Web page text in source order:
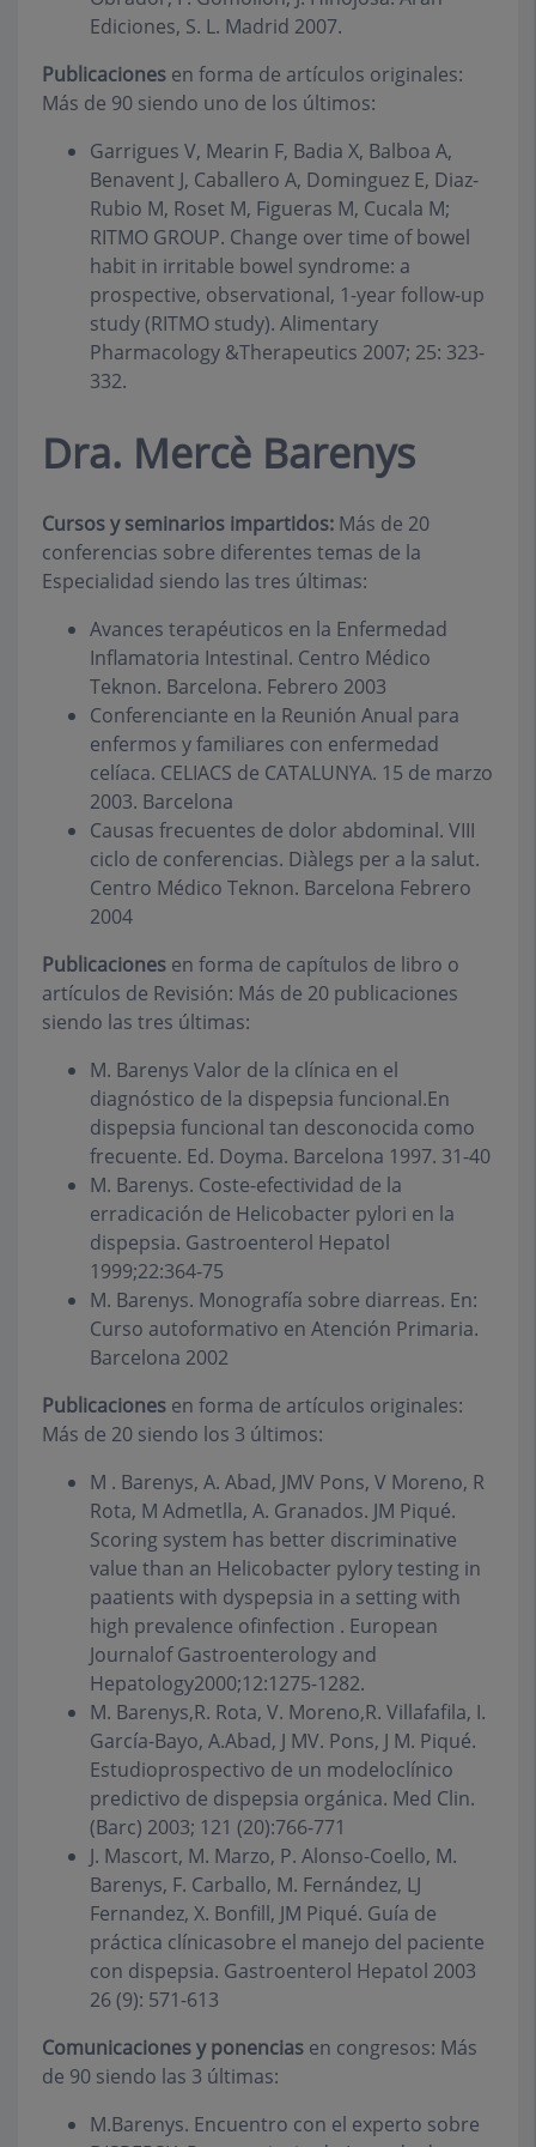
Ediciones, S. L. Madrid 2007.
Publicaciones en forma de artículos originales:
Más de 90 siendo uno de los últimos:
Garrigues V, Mearin F, Badia X, Balboa A,
Benavent J, Caballero A, Dominguez E, Diaz-
Rubio M, Roset M, Figueras M, Cucala M;
RITMO GROUP. Change over time of bowel
habit in irritable bowel syndrome: a
prospective, observational, 1-year follow-up
study (RITMO study). Alimentary
Pharmacology &Therapeutics 2007; 25: 323-
332.
Dra. Mercè Barenys
Cursos y seminarios impartidos: Más de 20
conferencias sobre diferentes temas de la
Especialidad siendo las tres últimas:
Avances terapéuticos en la Enfermedad
Inflamatoria Intestinal. Centro Médico
Teknon. Barcelona. Febrero 2003
Conferenciante en la Reunión Anual para
enfermos y familiares con enfermedad
celíaca. CELIACS de CATALUNYA. 15 de marzo
2003. Barcelona
Causas frecuentes de dolor abdominal. VIII
ciclo de conferencias. Diàlegs per a la salut.
Centro Médico Teknon. Barcelona Febrero
2004
Publicaciones en forma de capítulos de libro o
artículos de Revisión: Más de 20 publicaciones
siendo las tres últimas:
M. Barenys Valor de la clínica en el
diagnóstico de la dispepsia funcional.En
dispepsia funcional tan desconocida como
frecuente. Ed. Doyma. Barcelona 1997. 31-40
M. Barenys. Coste-efectividad de la
erradicación de Helicobacter pylori en la
dispepsia. Gastroenterol Hepatol
1999;22:364-75
M. Barenys. Monografía sobre diarreas. En:
Curso autoformativo en Atención Primaria.
Barcelona 2002
Publicaciones en forma de artículos originales:
Más de 20 siendo los 3 últimos:
M . Barenys, A. Abad, JMV Pons, V Moreno, R
Rota, M Admetlla, A. Granados. JM Piqué.
Scoring system has better discriminative
value than an Helicobacter pylory testing in
paatients with dyspepsia in a setting with
high prevalence ofinfection . European
Journalof Gastroenterology and
Hepatology2000;12:1275-1282.
M. Barenys,R. Rota, V. Moreno,R. Villafafila, I.
García-Bayo, A.Abad, J MV. Pons, J M. Piqué.
Estudioprospectivo de un modeloclínico
predictivo de dispepsia orgánica. Med Clin.
(Barc) 2003; 121 (20):766-771
J. Mascort, M. Marzo, P. Alonso-Coello, M.
Barenys, F. Carballo, M. Fernández, LJ
Fernandez, X. Bonfill, JM Piqué. Guía de
práctica clínicasobre el manejo del paciente
con dispepsia. Gastroenterol Hepatol 2003
26 (9): 571-613
Comunicaciones y ponencias en congresos: Más
de 90 siendo las 3 últimas:
M.Barenys. Encuentro con el experto sobre